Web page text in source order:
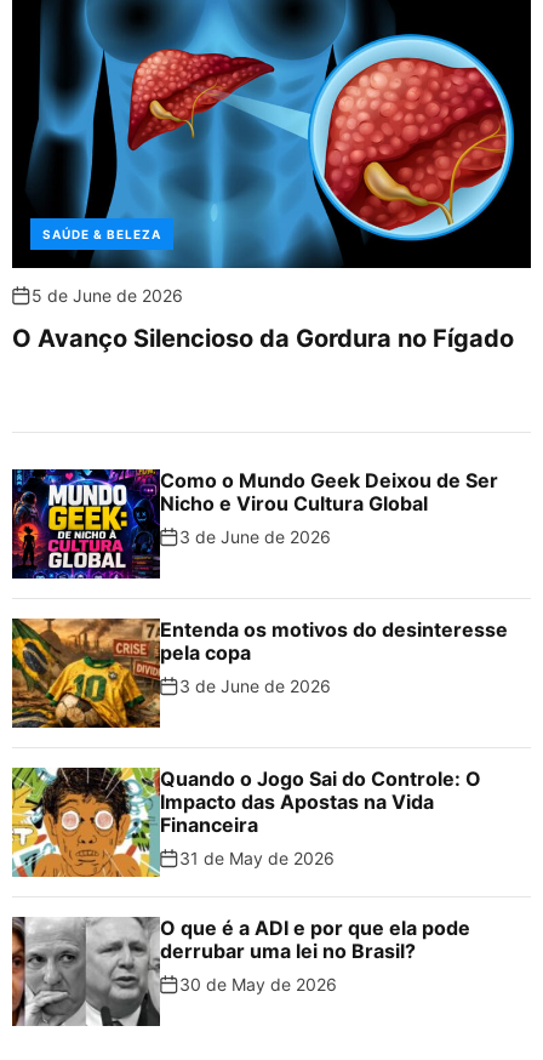
SAÚDE & BELEZA
5 de June de 2026
O Avanço Silencioso da Gordura no Fígado
Como o Mundo Geek Deixou de Ser
Nicho e Virou Cultura Global
3 de June de 2026
Entenda os motivos do desinteresse
pela copa
3 de June de 2026
Quando o Jogo Sai do Controle: O
Impacto das Apostas na Vida
Financeira
31 de May de 2026
O que é a ADI e por que ela pode
derrubar uma lei no Brasil?
30 de May de 2026